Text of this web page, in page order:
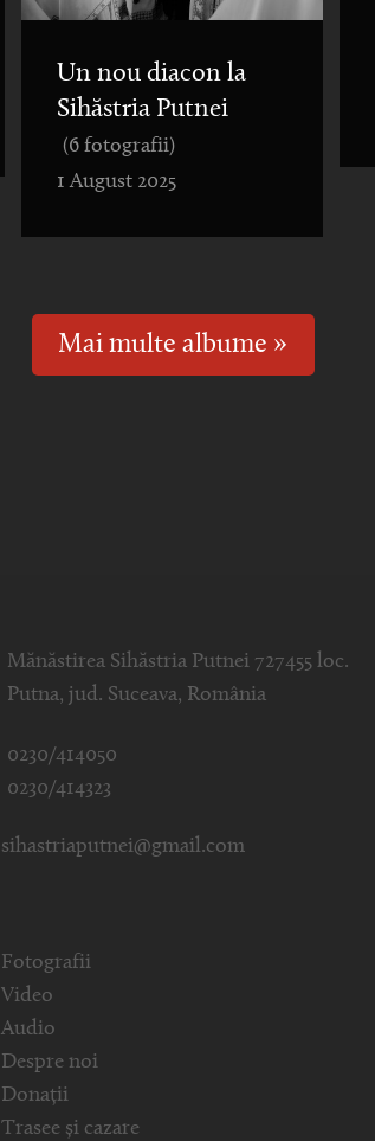
Un nou diacon la
Sihăstria Putnei
(6 fotografii)
1 August 2025
Mai multe albume »
Mănăstirea Sihăstria Putnei 727455 loc.
Putna, jud. Suceava, România
0230/414050
0230/414323
sihastriaputnei@gmail.com
Fotografii
Video
Audio
Despre noi
Donații
Trasee și cazare